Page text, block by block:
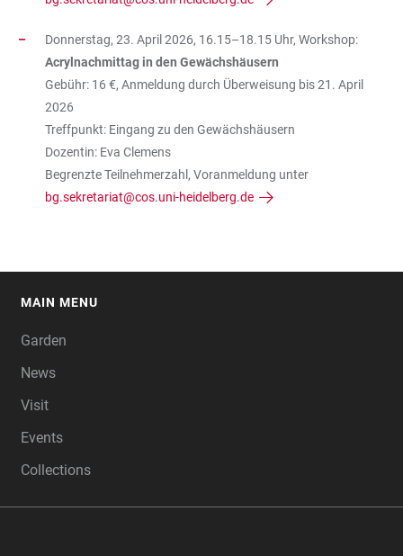
Donnerstag, 23. April 2026, 16.15–18.15 Uhr, Workshop:
Acrylnachmittag in den Gewächshäusern
Gebühr: 16 €, Anmeldung durch Überweisung bis 21. April
2026
Treffpunkt: Eingang zu den Gewächshäusern
Dozentin: Eva Clemens
Begrenzte Teilnehmerzahl, Voranmeldung unter
bg.sekretariat@cos.uni-heidelberg.de
MAIN MENU
Garden
News
Visit
Events
Collections